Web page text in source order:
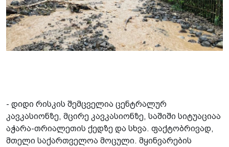
- დიდი რისკის შემცველია ცენტრა­ლურ
კავკასიონზე, მცირე კავკასიონზე, საშიში სიტუაციაა
აჭარა-თრიალეთის ქედზე და სხვა. ფაქტობრივად,
მთელი საქართველოა მოცული. მყინვარების